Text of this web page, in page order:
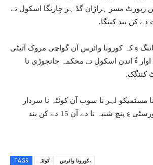
مثبت کیس رپورٹ مسر ہراڑان گڈ ہر چارنگا اسکول تے
ءِ کہ کورونا وائرس آن گواچی مروک آتیٹی
اوار ءُ اندن اسکول تے محکمہ جانجوڑی نا
کننگک.
نا مسٹمیکو لہر نا سوب آن کوئٹہ نا سردار
بہادر خان ویمن یونیورسٹی ءِ پنچ شنبہ نا دے آن 15 دے کن بند
TAGS کوئٹہ کورونا وائرس،